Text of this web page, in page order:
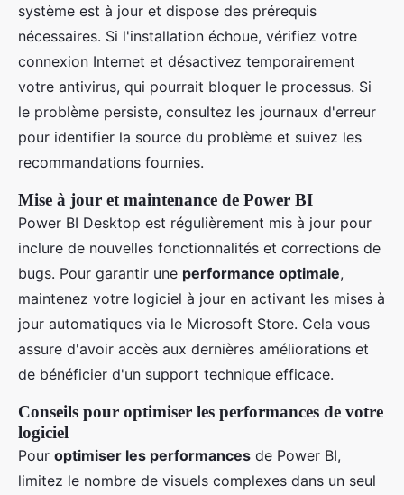
système est à jour et dispose des prérequis
nécessaires. Si l'installation échoue, vérifiez votre
connexion Internet et désactivez temporairement
votre antivirus, qui pourrait bloquer le processus. Si
le problème persiste, consultez les journaux d'erreur
pour identifier la source du problème et suivez les
recommandations fournies.
Mise à jour et maintenance de Power BI
Power BI Desktop est régulièrement mis à jour pour
inclure de nouvelles fonctionnalités et corrections de
bugs. Pour garantir une performance optimale,
maintenez votre logiciel à jour en activant les mises à
jour automatiques via le Microsoft Store. Cela vous
assure d'avoir accès aux dernières améliorations et
de bénéficier d'un support technique efficace.
Conseils pour optimiser les performances de votre
logiciel
Pour optimiser les performances de Power BI,
limitez le nombre de visuels complexes dans un seul